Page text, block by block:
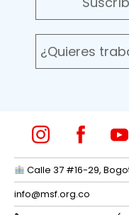
¿Quieres
Calle 37 #16-29,
info@msf.org.co